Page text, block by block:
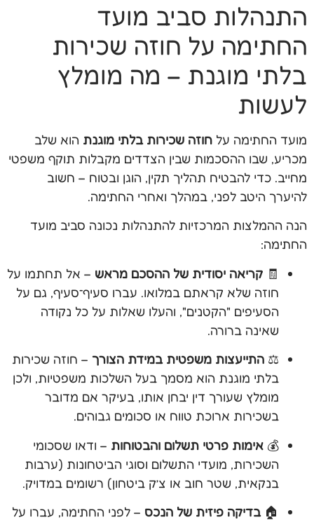
התנהלות סביב מועד
החתימה על חוזה שכירות
בלתי מוגנת – מה מומלץ
לעשות
מועד החתימה על חוזה שכירות בלתי מוגנת הוא שלב
מכריע, שבו ההסכמות שבין הצדדים מקבלות תוקף משפטי
מחייב. כדי להבטיח תהליך תקין, הוגן ובטוח – חשוב
להיערך היטב לפני, במהלך ואחרי החתימה.
הנה ההמלצות המרכזיות להתנהלות נכונה סביב מועד
החתימה:
🧾 קריאה יסודית של ההסכם מראש – אל תחתמו על
חוזה שלא קראתם במלואו. עברו סעיף־סעיף, גם על
הסעיפים "הקטנים", והעלו שאלות על כל נקודה
שאינה ברורה.
⚖️ התייעצות משפטית במידת הצורך – חוזה שכירות
בלתי מוגנת הוא מסמך בעל השלכות משפטיות, ולכן
מומלץ שעורך דין יבחן אותו, בעיקר אם מדובר
בשכירות ארוכת טווח או סכומים גבוהים.
💰 אימות פרטי תשלום והבטוחות – ודאו שסכומי
השכירות, מועדי התשלום וסוגי הביטחונות (ערבות
בנקאית, שטר חוב או צ’ק ביטחון) רשומים במדויק.
🏠בדיקה פיזית של הנכס – לפני החתימה, עברו על